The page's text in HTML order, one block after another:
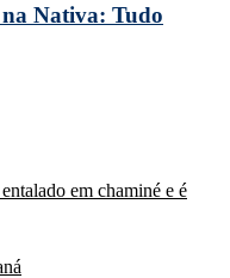
Nativa: Tudo